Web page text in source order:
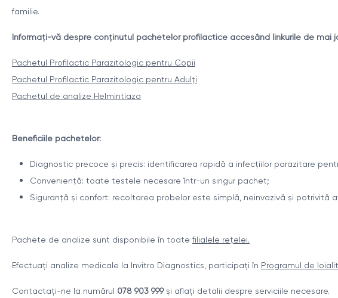
familie.
Informați-vă despre conținutul pachetelor profilactice accesând linkurile de mai
Pachetul Profilactic Parazitologic pentru Copii
Pachetul Profilactic Parazitologic pentru Adulți
Pachetul de analize Helmintiaza
Beneficiile pachetelor:
Diagnostic precoce și precis: identificarea rapidă a infecțiilor parazitare
Conveniență: toate testele necesare într-un singur pachet;
Siguranță și confort: recoltarea probelor este simplă, neinvazivă și potrivită
Pachete de analize sunt disponibile în toatefilialele rețelei.
Efectuați analize medicale la Invitro Diagnostics, participați în Programul de
Contactați-ne la numărul 078 903 999și aflați detalii despre serviciile necesare.